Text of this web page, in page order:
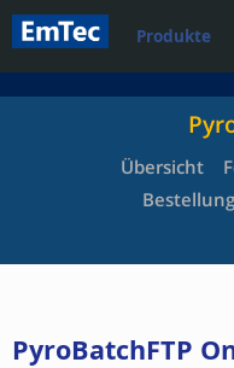
Produkte
Übersicht
Bestellung
PyroBatchFTP